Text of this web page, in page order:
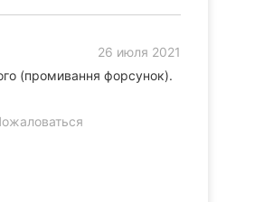
26 июля 2021
(промивання форсунок).